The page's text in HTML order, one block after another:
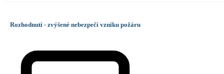
Rozhodnutí - zvýšené nebezpečí vzniku požáru